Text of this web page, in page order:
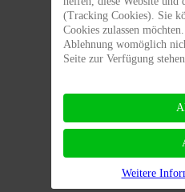
(Tracking Cookies). Sie
Cookies zulassen
Ablehnung womöglich
Seite zur Verfügung stehen.
Weitere